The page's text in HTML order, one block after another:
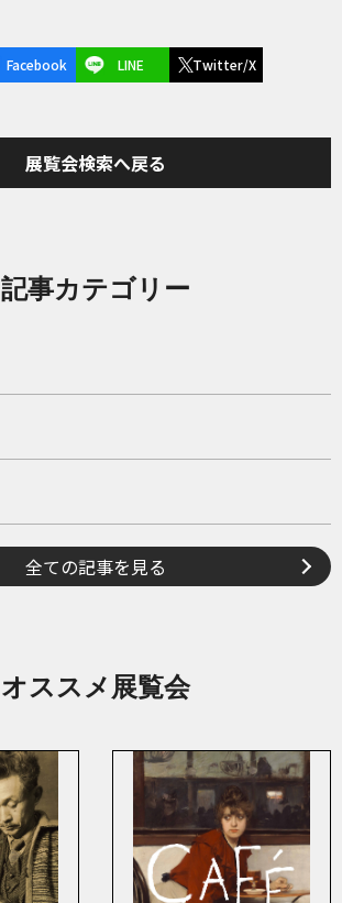
Facebook LINE Twitter/X
展覧会検索へ戻る
記事カテゴリー
全ての記事を見る
オススメ展覧会